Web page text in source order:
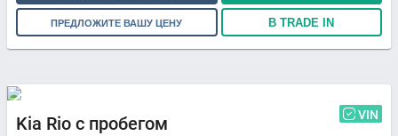
ПРЕДЛОЖИТЕ ВАШУ ЦЕНУ В TRADE IN
Kia Rio с пробегом VIN